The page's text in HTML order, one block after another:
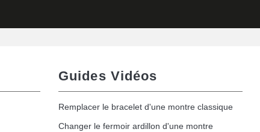
Guides Vidéos
Remplacer le bracelet d'une montre classique
Changer le fermoir ardillon d'une montre